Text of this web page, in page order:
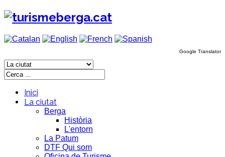
Google Translator
Inici
La ciutat
Berga
Història
L'entorn
La Patum
DTF Qui som